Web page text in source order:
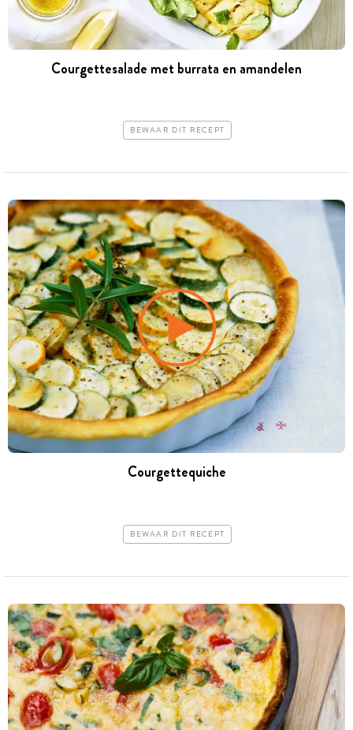
Courgettesalade met burrata en amandelen
BEWAAR DIT RECEPT
Courgettequiche
BEWAAR DIT RECEPT